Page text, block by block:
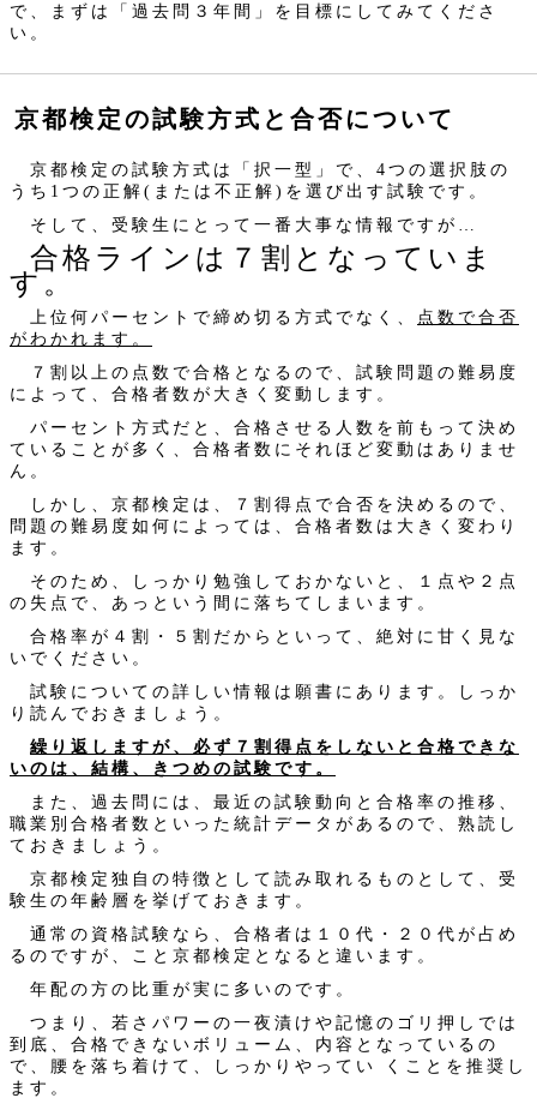
で、まずは「過去問３年間」を目標にしてみてくださ
い。
京都検定の試験方式と合否について
京都検定の試験方式は「択一型」で、4つの選択肢の
うち1つの正解(または不正解)を選び出す試験です。
そして、受験生にとって一番大事な情報ですが…
合格ラインは７割となっていま
す。
上位何パーセントで締め切る方式でなく、
点数で合否
がわかれます。
７割以上の点数で合格となるので、試験問題の難易度
によって、合格者数が大きく変動します。
パーセント方式だと、合格させる人数を前もって決め
ていることが多く、合格者数にそれほど変動はありませ
ん。
しかし、京都検定は、７割得点で合否を決めるので、
問題の難易度如何によっては、合格者数は大きく変わり
ます。
そのため、しっかり勉強しておかないと、１点や２点
の失点で、あっという間に落ちてしまいます。
合格率が４割・５割だからといって、絶対に甘く見な
いでください。
試験についての詳しい情報は願書にあります。しっか
り読んでおきましょう。
繰り返しますが、必ず７割得点をしないと合格できな
いのは、結構、きつめの試験です。
また、過去問には、最近の試験動向と合格率の推移、
職業別合格者数といった統計データがあるので、熟読し
ておきましょう。
京都検定独自の特徴として読み取れるものとして、受
験生の年齢層を挙げておきます。
通常の資格試験なら、合格者は１０代・２０代が占め
るのですが、こと京都検定となると違います。
年配の方の比重が実に多いのです。
つまり、若さパワーの一夜漬けや記憶のゴリ押しでは
到底、合格できないボリューム、内容となっているの
で、腰を落ち着けて、しっかりやってい くことを推奨し
ます。